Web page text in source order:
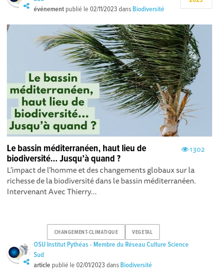
événement publié le02/11/2023 dans Biodiversité
1302
Le bassin méditerranéen, haut lieu de
biodiversité… Jusqu’à quand ?
L’impact de l’homme et des changements globaux sur la
richesse de la biodiversité dans le bassin méditerranéen.
Intervenant Avec Thierry...
CHANGEMENT-CLIMATIQUE VEGETAL
OSU Institut Pythéas - Membre du Réseau Culture Science
Sud
article publié le02/01/2023 dans Biodiversité